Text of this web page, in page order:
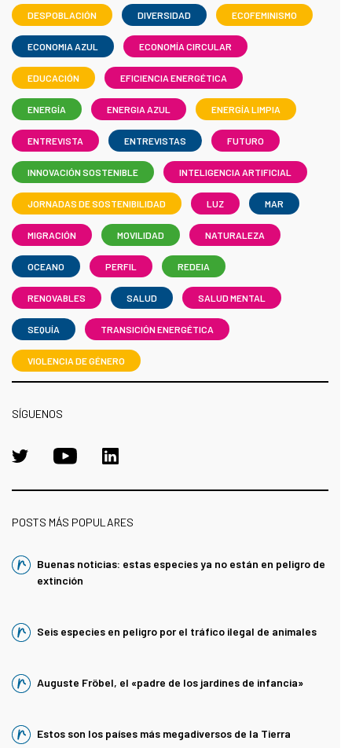
DESPOBLACIÓN DIVERSIDAD ECOFEMINISMO
ECONOMIA AZUL ECONOMÍA CIRCULAR
EDUCACIÓN EFICIENCIA ENERGÉTICA
ENERGÍA ENERGIA AZUL ENERGÍA LIMPIA
ENTREVISTA ENTREVISTAS FUTURO
INNOVACIÓN SOSTENIBLE INTELIGENCIA ARTIFICIAL
JORNADAS DE SOSTENIBILIDAD LUZ MAR
MIGRACIÓN MOVILIDAD NATURALEZA
OCEANO PERFIL REDEIA
RENOVABLES SALUD SALUD MENTAL
SEQUÍA TRANSICIÓN ENERGÉTICA
VIOLENCIA DE GÉNERO
SÍGUENOS
POSTS MÁS POPULARES
Buenas noticias: estas especies ya no están en peligro de
extinción
Seis especies en peligro por el tráfico ilegal de animales
Auguste Fröbel, el «padre de los jardines de infancia»
Estos son los países más megadiversos de la Tierra